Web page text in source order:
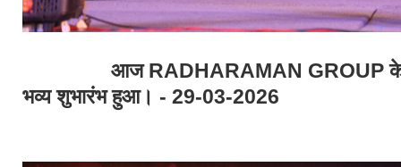
आज RADHARAMAN GROUP के
भव्य शुभारंभ हुआ। - 29-03-2026